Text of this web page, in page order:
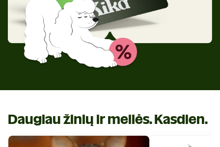
Daugiau žinių ir meilės. Kasdien.